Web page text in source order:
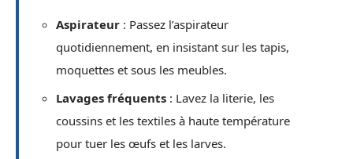
Aspirateur : Passez l’aspirateur
quotidiennement, en insistant sur les tapis,
moquettes et sous les meubles.
Lavages fréquents : Lavez la literie, les
coussins et les textiles à haute température
pour tuer les œufs et les larves.